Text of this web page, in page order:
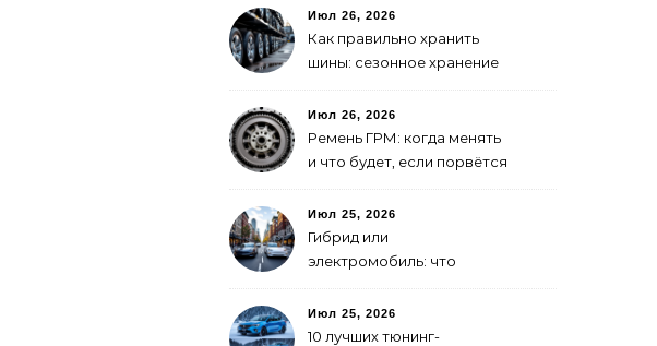
Июл 26, 2026
Как правильно хранить
шины: сезонное хранение
Июл 26, 2026
Ремень ГРМ: когда менять
и что будет, если порвётся
Июл 25, 2026
Гибрид или
электромобиль: что
Июл 25, 2026
10 лучших тюнинг-